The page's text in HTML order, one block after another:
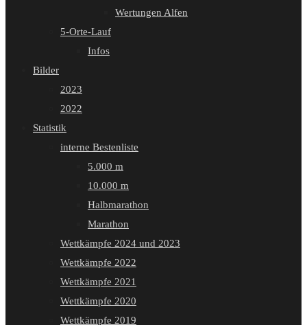
Wertungen Alfen
5-Orte-Lauf
Infos
Bilder
2023
2022
Statistik
interne Bestenliste
5.000 m
10.000 m
Halbmarathon
Marathon
Wettkämpfe 2024 und 2023
Wettkämpfe 2022
Wettkämpfe 2021
Wettkämpfe 2020
Wettkämpfe 2019